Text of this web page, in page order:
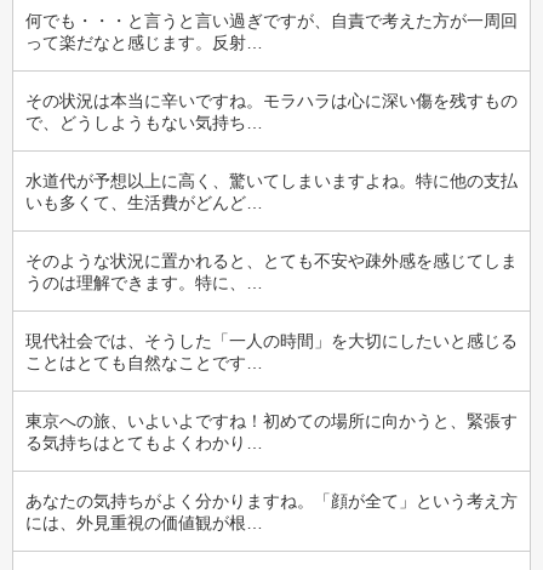
何でも・・・と言うと言い過ぎですが、自責で考えた方が一周回
って楽だなと感じます。反射…
その状況は本当に辛いですね。モラハラは心に深い傷を残すもの
で、どうしようもない気持ち…
水道代が予想以上に高く、驚いてしまいますよね。特に他の支払
いも多くて、生活費がどんど…
そのような状況に置かれると、とても不安や疎外感を感じてしま
うのは理解できます。特に、…
現代社会では、そうした「一人の時間」を大切にしたいと感じる
ことはとても自然なことです…
東京への旅、いよいよですね！初めての場所に向かうと、緊張す
る気持ちはとてもよくわかり…
あなたの気持ちがよく分かりますね。「顔が全て」という考え方
には、外見重視の価値観が根…